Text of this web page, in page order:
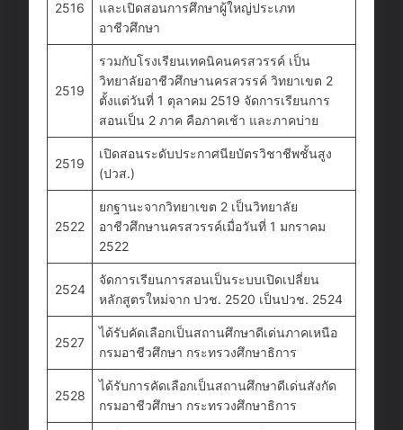
2516
และเปิดสอนการศึกษาผู้ใหญ่ประเภท
อาชีวศึกษา
2519
รวมกับโรงเรียนเทคนิคนครสวรรค์ เป็น
วิทยาลัยอาชีวศึกษานครสวรรค์ วิทยาเขต 2
ตั้งแต่วันที่ 1 ตุลาคม 2519 จัดการเรียนการ
สอนเป็น 2 ภาค คือภาคเช้า และภาคบ่าย
2519
เปิดสอนระดับประกาศนียบัตรวิชาชีพชั้นสูง
(ปวส.)
2522
ยกฐานะจากวิทยาเขต 2 เป็นวิทยาลัย
อาชีวศึกษานครสวรรค์เมื่อวันที่ 1 มกราคม
2522
2524
จัดการเรียนการสอนเป็นระบบเปิดเปลี่ยน
หลักสูตรใหม่จาก ปวช. 2520 เป็นปวช. 2524
2527
ได้รับคัดเลือกเป็นสถานศึกษาดีเด่นภาคเหนือ
กรมอาชีวศึกษา กระทรวงศึกษาธิการ
2528
ได้รับการคัดเลือกเป็นสถานศึกษาดีเด่นสังกัด
กรมอาชีวศึกษา กระทรวงศึกษาธิการ